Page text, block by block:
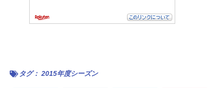
タグ： 2015年度シーズン